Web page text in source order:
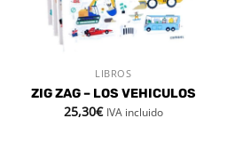
VISTA RÁPIDA
LIBROS
ZIG ZAG – LOS VEHICULOS
25,30€ IVA incluido